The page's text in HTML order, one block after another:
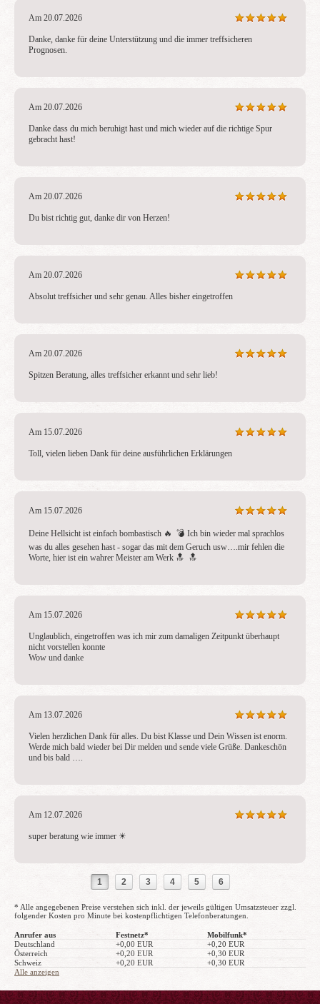
Am 20.07.2026
Danke, danke für deine Unterstützung und die immer treffsicheren
Prognosen.
Am 20.07.2026
Danke dass du mich beruhigt hast und mich wieder auf die richtige Spur
gebracht hast!
Am 20.07.2026
Du bist richtig gut, danke dir von Herzen!
Am 20.07.2026
Absolut treffsicher und sehr genau. Alles bisher eingetroffen
Am 20.07.2026
Spitzen Beratung, alles treffsicher erkannt und sehr lieb!
Am 15.07.2026
Toll, vielen lieben Dank für deine ausführlichen Erklärungen
Am 15.07.2026
Deine Hellsicht ist einfach bombastisch 🔥  💣 Ich bin wieder mal sprachlos
was du alles gesehen hast - sogar das mit dem Geruch usw….mir fehlen die
Worte, hier ist ein wahrer Meister am Werk 🔝  🔝
Am 15.07.2026
Unglaublich, eingetroffen was ich mir zum damaligen Zeitpunkt überhaupt
nicht vorstellen konnte
Wow und danke
Am 13.07.2026
Vielen herzlichen Dank für alles. Du bist Klasse und Dein Wissen ist enorm.
Werde mich bald wieder bei Dir melden und sende viele Grüße. Dankeschön
und bis bald ….
Am 12.07.2026
super beratung wie immer ☀ ️
1 2 3 4 5 6
* Alle angegebenen Preise verstehen sich inkl. der jeweils gültigen Umsatzsteuer zzgl.
folgender Kosten pro Minute bei kostenpflichtigen Telefonberatungen.
Anrufer aus Festnetz*
Mobilfunk*
Deutschland
+0,00 EUR
+0,20 EUR
Österreich
+0,20 EUR
+0,30 EUR
Schweiz
+0,20 EUR
+0,30 EUR
Alle anzeigen